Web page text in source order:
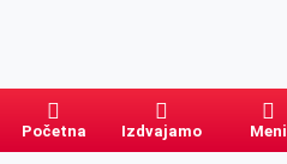
Početna Izdvajamo Meni